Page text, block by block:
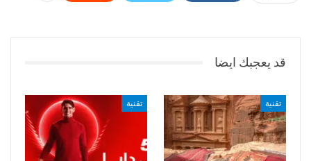
قد يعجبك ايضا
تقنية تقنية